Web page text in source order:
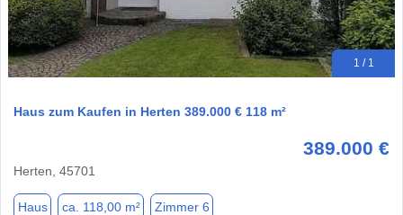
1 / 1
Haus zum Kaufen in Herten 389.000 € 118 m²
389.000 €
Herten, 45701
Haus ca. 118,00 m² Zimmer 6